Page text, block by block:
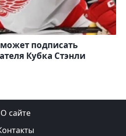
подписать
Кубка Стэнли
О сайте